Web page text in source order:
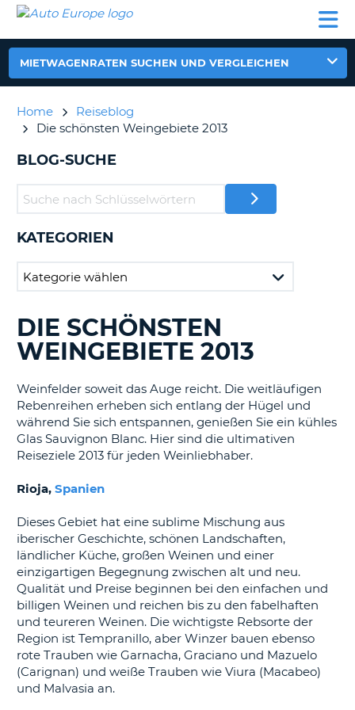
MIETWAGEN
WOHNMOBILE
AUTO
EUROPE
MIETWAGEN
WOHNMOBILE
PARTNER
HILFE
MEIN
KONTO
BUCHUNG
MIETWAGENRATEN SUCHEN UND VERGLEICHEN
Home
Reiseblog
Die schönsten Weingebiete 2013
BLOG-SUCHE
KATEGORIEN
DURCHSUCHE
BLOGS......
DIE SCHÖNSTEN
WEINGEBIETE 2013
Weinfelder soweit das Auge reicht. Die weitläufigen
Rebenreihen erheben sich entlang der Hügel und
während Sie sich entspannen, genießen Sie ein kühles
Glas Sauvignon Blanc. Hier sind die ultimativen
Reiseziele 2013 für jeden Weinliebhaber.
Rioja, Spanien
Dieses Gebiet hat eine sublime Mischung aus
iberischer Geschichte, schönen Landschaften,
ländlicher Küche, großen Weinen und einer
einzigartigen Begegnung zwischen alt und neu.
Qualität und Preise beginnen bei den einfachen und
billigen Weinen und reichen bis zu den fabelhaften
und teureren Weinen. Die wichtigste Rebsorte der
Region ist Tempranillo, aber Winzer bauen ebenso
rote Trauben wie Garnacha, Graciano und Mazuelo
(Carignan) und weiße Trauben wie Viura (Macabeo)
und Malvasia an.